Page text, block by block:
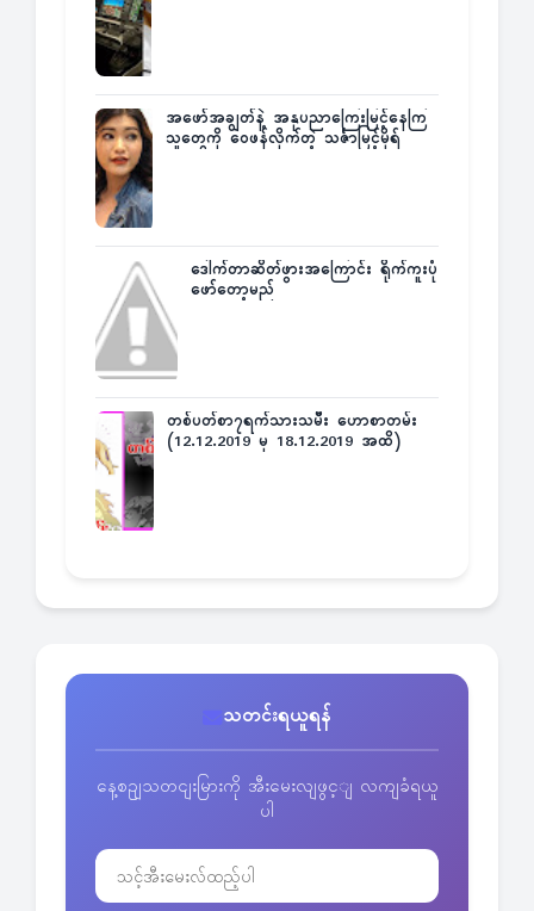
အဖော်အချွတ်နဲ့ အနုပညာကြေးမြင့်နေကြ
သူတွေကို ဝေဖန်လိုက်တဲ့ သင်္ဇာမြင့်မိုရ်
ဒေါက်တာဆိတ်ဖွားအကြောင်း ရိုက်ကူးပုံ
ဖော်တော့မည်
တစ်ပတ်စာ၇ရက်သားသမီး ဟောစာတမ်း
(12.12.2019 မှ 18.12.2019 အထိ)
သတင်းရယူရန်
နေ့စဥျသတငျးမြားကို အီးမေးလျဖွင့ျ လကျခံရယူ
ပါ